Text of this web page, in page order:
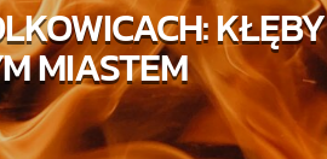
KŁĘBY
MIASTEM